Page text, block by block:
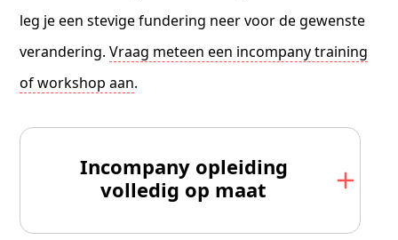
leg je een stevige fundering neer voor de gewenste
verandering.Vraag meteen een incompany training
of workshop aan.
Incompany opleiding
volledig op maat